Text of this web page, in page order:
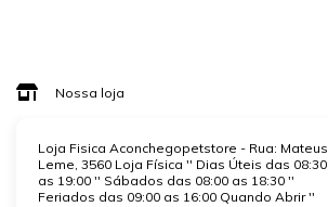
Nossa loja
Loja Fisica Aconchegopetstore - Rua: Mateus
Leme, 3560 Loja Física '' Dias Úteis das 08:30
as 19:00 '' Sábados das 08:00 as 18:30 ''
Feriados das 09:00 as 16:00 Quando Abrir ''